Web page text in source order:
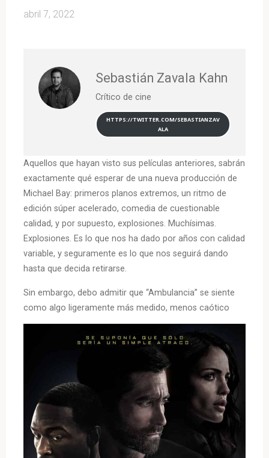
abril 7, 2022
Sebastián Zavala Kahn
Crítico de cine
HTTPS://TWITTER.COM/SEBASTIANZAV
ALA
Aquellos que hayan visto sus películas anteriores, sabrán
exactamente qué esperar de una nueva producción de
Michael Bay: primeros planos extremos, un ritmo de
edición súper acelerado, comedia de cuestionable
calidad, y por supuesto, explosiones. Muchísimas.
Explosiones. Es lo que nos ha dado por años con calidad
variable, y seguramente es lo que nos seguirá dando
hasta que decida retirarse.
Sin embargo, debo admitir que “Ambulancia” se siente
como algo ligeramente más medido, menos caótico